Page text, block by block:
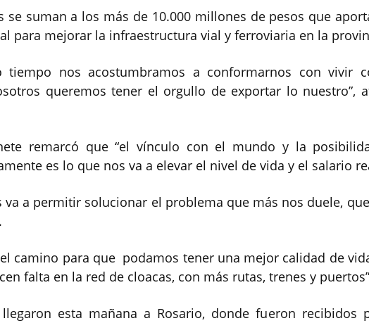
se suman a los más de 10.000 millones de pesos que
para mejorar la infraestructura vial y ferroviaria en la
tiempo nos acostumbramos a conformarnos con vivir
queremos tener el orgullo de exportar lo nuestro”,
remarcó que “el vínculo con el mundo y la
es lo que nos va a elevar el nivel de vida y el salario
va a permitir solucionar el problema que más nos duele,
el camino para que podamos tener una mejor calidad de
falta en la red de cloacas, con más rutas, trenes y
esta mañana a Rosario, donde fueron recibidos